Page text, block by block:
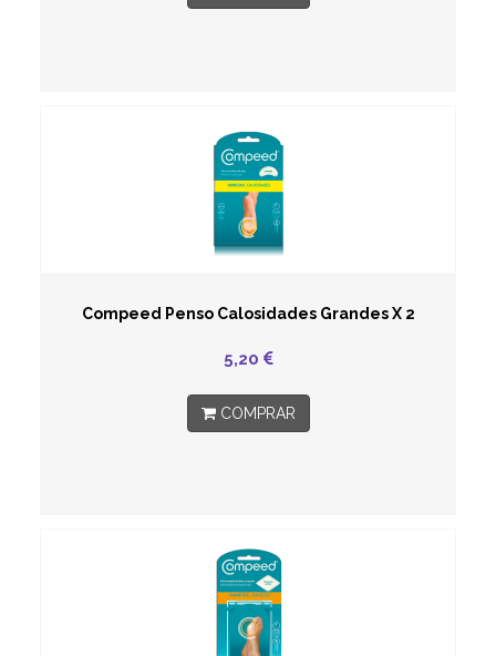
Compeed Penso Calosidades Grandes X 2
5,20
COMPRAR